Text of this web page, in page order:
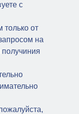
с
от
на